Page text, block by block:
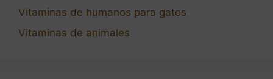
Vitaminas de humanos para gatos
Vitaminas de animales